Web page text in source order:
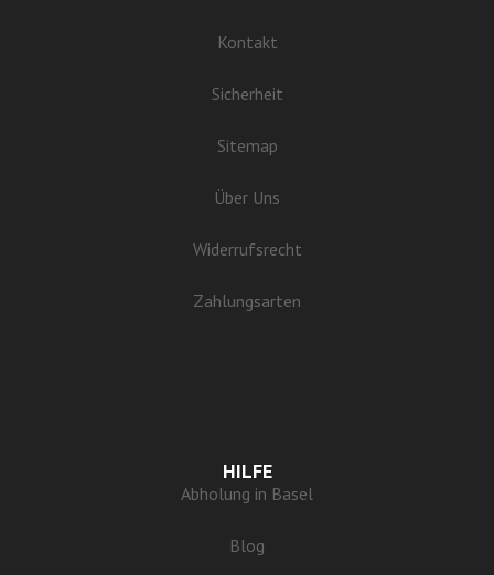
Kontakt
Sicherheit
Sitemap
Über Uns
Widerrufsrecht
Zahlungsarten
HILFE
Abholung in Basel
Blog